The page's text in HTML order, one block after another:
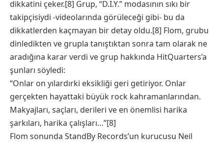
dikkatini çeker.[8] Grup, “D.I.Y.” modasının sıkı bir
takipçisiydi -videolarında görüleceği gibi- bu da
dikkatlerden kaçmayan bir detay oldu.[8] Flom, grubu
dinledikten ve grupla tanıştıktan sonra tam olarak ne
aradığına karar verdi ve grup hakkında HitQuarters’a
şunları söyledi:
“Onlar on yılardırki eksikliği geri getiriyor. Onlar
gerçekten hayattaki büyük rock kahramanlarından.
Makyajları, saçları, derileri ve en önemlisi harika
şarkıları, harika çalışları…”[8]
Flom sonunda StandBy Records’un kurucusu Neil